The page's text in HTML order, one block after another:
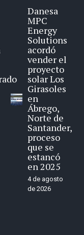
Danesa
MPC
Energy
Solutions
acordó
vender el
proyecto
solar Los
Girasoles
en
Ábrego,
Norte de
Santander,
proceso
que se
estancó
en 2025
4 de agosto
de 2026